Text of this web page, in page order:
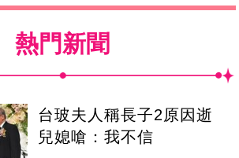
熱門新聞
台玻夫人稱長子2原因逝
兒媳嗆：我不信